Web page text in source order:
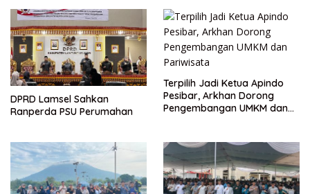
DPRD Lamsel Sahkan
Ranperda PSU Perumahan
Terpilih Jadi Ketua Apindo
Pesibar, Arkhan Dorong
Pengembangan UMKM dan